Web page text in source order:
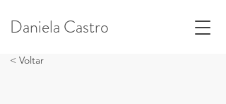
Daniela Castro
< Voltar